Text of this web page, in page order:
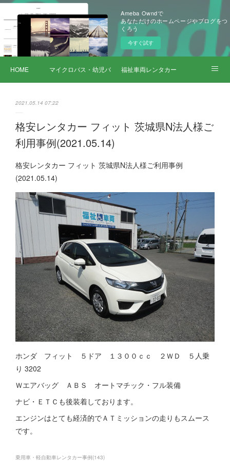
Ameba Owndで
あなただけのホームページやブログをつ
くろう
今すぐ試す
HOME マイクロバス・幼児バス レンタカー福祉車両レンタカー
2021.05.14 07:22
格安レンタカー フィット 茨城県N法人様ご
利用事例(2021.05.14)
格安レンタカー フィット 茨城県N法人様ご利用事例
(2021.05.14)
ホンダ フィット ５ドア １３００ｃｃ ２ＷＤ ５人乗
り 3202
Ｗエアバッグ ＡＢＳ オートマチック・フル装備
ナビ・ＥＴＣも後装着しております。
エンジンはとても経済的でＡＴミッションの走りもスムース
です。
乗用車・軽自動車レンタカー事例(143)